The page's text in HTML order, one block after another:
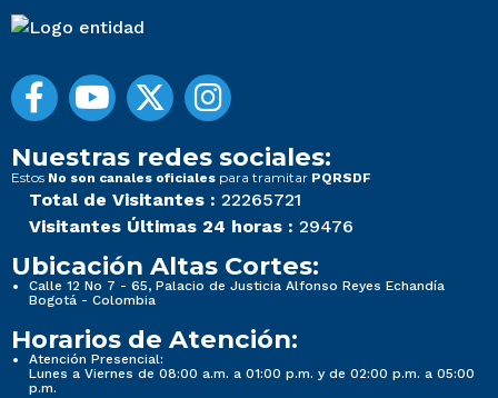
Nuestras redes sociales:
Estos No son canales oficiales para tramitar PQRSDF
Total de Visitantes : 22265721
Visitantes Últimas 24 horas : 29476
Ubicación Altas Cortes:
Calle 12 No 7 - 65, Palacio de Justicia Alfonso Reyes Echandía
Bogotá - Colombia
Horarios de Atención:
Atención Presencial:
Lunes a Viernes de 08:00 a.m. a 01:00 p.m. y de 02:00 p.m. a 05:00
p.m.